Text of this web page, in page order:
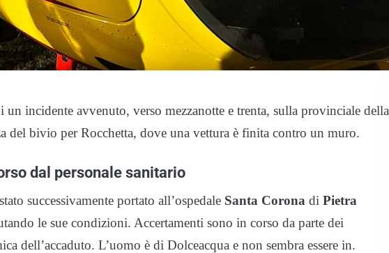
incidente avvenuto, verso mezzanotte e trenta, sulla provinciale della
del bivio per Rocchetta, dove una vettura è finita contro un muro.
dal personale sanitario
successivamente portato all’ospedale Santa Corona di Pietra
le sue condizioni. Accertamenti sono in corso da parte dei
dell’accaduto. L’uomo è di Dolceacqua e non sembra essere in.